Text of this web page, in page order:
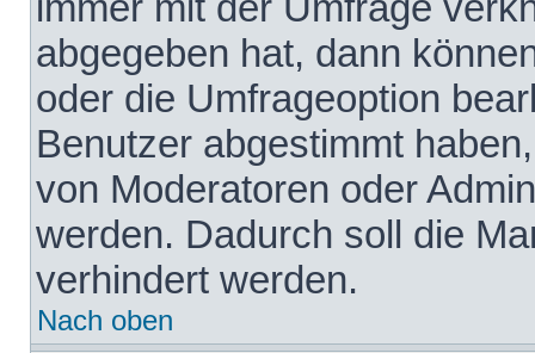
abgegeben hat, dann
oder die Umfrageoption
Benutzer abgestimmt
von Moderatoren oder
werden. Dadurch soll die
verhindert werden.
Nach oben